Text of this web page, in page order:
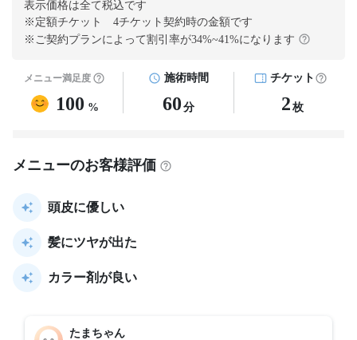
表示価格は全て税込です
※定額チケット 4チケット契約時の金額です
※ご契約プランによって割引率が34%~41%になります
メニュー満足度
100 %
施術時間
60 分
チケット
2 枚
メニューのお客様評価
頭皮に優しい
髪にツヤが出た
カラー剤が良い
たまちゃん